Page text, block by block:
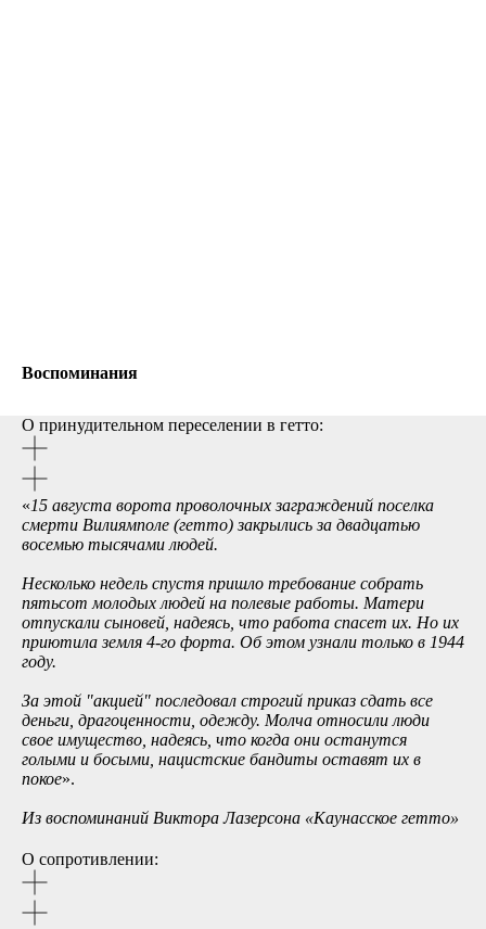
Воспоминания
О принудительном переселении в гетто:
«15 августа ворота проволочных заграждений поселка
смерти Вилиямполе (гетто) закрылись за двадцатью
восемью тысячами людей.
Несколько недель спустя пришло требование собрать
пятьсот молодых людей на полевые работы. Матери
отпускали сыновей, надеясь, что работа спасет их. Но их
приютила земля 4-го форта. Об этом узнали только в 1944
году.
За этой "акцией" последовал строгий приказ сдать все
деньги, драгоценности, одежду. Молча относили люди
свое имущество, надеясь, что когда они останутся
голыми и босыми, нацистские бандиты оставят их в
покое».
Из воспоминаний Виктора Лазерсона «Каунасское гетто»
О сопротивлении: